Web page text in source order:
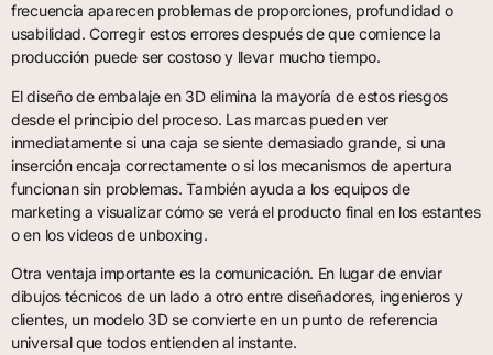
frecuencia aparecen problemas de proporciones, profundidad o
usabilidad. Corregir estos errores después de que comience la
producción puede ser costoso y llevar mucho tiempo.
El diseño de embalaje en 3D elimina la mayoría de estos riesgos
desde el principio del proceso. Las marcas pueden ver
inmediatamente si una caja se siente demasiado grande, si una
inserción encaja correctamente o si los mecanismos de apertura
funcionan sin problemas. También ayuda a los equipos de
marketing a visualizar cómo se verá el producto final en los estantes
o en los videos de unboxing.
Otra ventaja importante es la comunicación. En lugar de enviar
dibujos técnicos de un lado a otro entre diseñadores, ingenieros y
clientes, un modelo 3D se convierte en un punto de referencia
universal que todos entienden al instante.